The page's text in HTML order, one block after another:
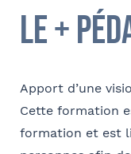
le +
Apport d’une
Cette formation
formation et est